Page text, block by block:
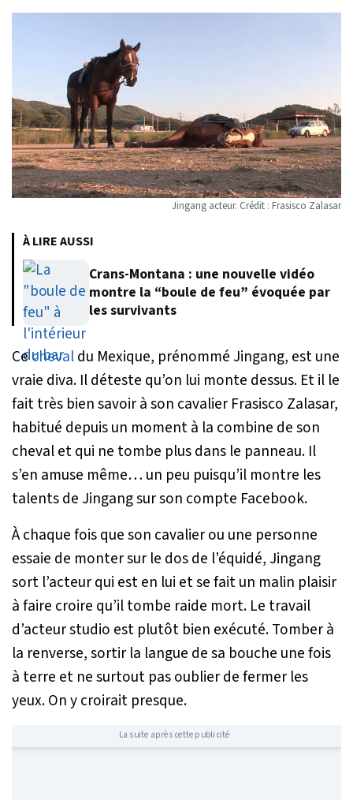
Jingang acteur. Crédit : Frasisco Zalasar
À LIRE AUSSI
Crans-Montana : une nouvelle vidéo
montre la “boule de feu” évoquée par
les survivants
Cechevaldu Mexique, prénommé Jingang, est une
vraie diva. Il déteste qu’on lui monte dessus. Et il le
fait très bien savoir à son cavalier Frasisco Zalasar,
habitué depuis un moment à la combine de son
cheval et qui ne tombe plus dans le panneau. Il
s’en amuse même… un peu puisqu’il montre les
talents de Jingang sur son compte Facebook.
À chaque fois que son cavalier ou une personne
essaie de monter sur le dos de l’équidé, Jingang
sort l’acteur qui est en lui et se fait un malin plaisir
à faire croire qu’il tombe raide mort. Le travail
d’acteur studio est plutôt bien exécuté. Tomber à
la renverse, sortir la langue de sa bouche une fois
à terre et ne surtout pas oublier de fermer les
yeux. On y croirait presque.
La suite après cette publicité